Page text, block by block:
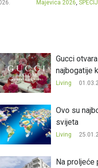
Majevica 2026,
Gucci
najbogatije
Living
Ovo su
svijeta
Living
Na proljeće